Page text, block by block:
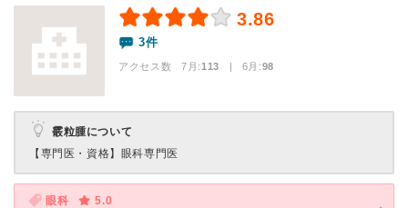
3.86
3件
アクセス数 7月:113 | 6月:98
霰粒腫について
【専門医・資格】 眼科専門医
眼科
5.0